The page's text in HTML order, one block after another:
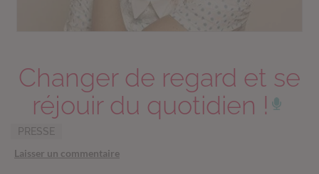
Changer de regard et se
réjouir du quotidien !
PRESSE
Laisser un commentaire